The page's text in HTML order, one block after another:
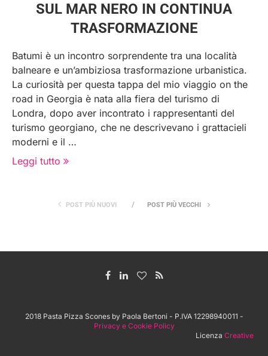
SUL MAR NERO IN CONTINUA
TRASFORMAZIONE
Batumi è un incontro sorprendente tra una località
balneare e un’ambiziosa trasformazione urbanistica.
La curiosità per questa tappa del mio viaggio on the
road in Georgia è nata alla fiera del turismo di
Londra, dopo aver incontrato i rappresentanti del
turismo georgiano, che ne descrivevano i grattacieli
moderni e il …
Leggi tutto
POST PIÙ NUOVI POST PIÙ VECCHI
2018 Pasta Pizza Scones by Paola Bertoni - P.IVA 12298940011 -
Privacy e Cookie Policy
Licenza Creative